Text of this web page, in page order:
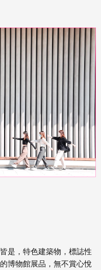
是，特色建築物，標誌性
博物館展品，無不賞心悅